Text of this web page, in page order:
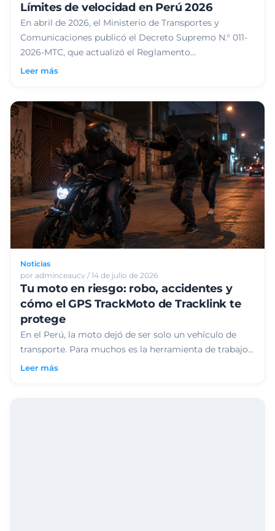
Límites de velocidad en Perú 2026
En abril de 2026, el Ministerio de Transportes y
Comunicaciones publicó el Decreto Supremo N.° 011-
2026-MTC, que actualizó el Reglamento...
Leer más
Noticias
por adminceaucv / 14 de julio de 2026
Tu moto en riesgo: robo, accidentes y
cómo el GPS TrackMoto de Tracklink te
protege
En el Perú, la moto dejó de ser solo un vehículo de
transporte. Para muchos es la herramienta de trabajo...
Leer más